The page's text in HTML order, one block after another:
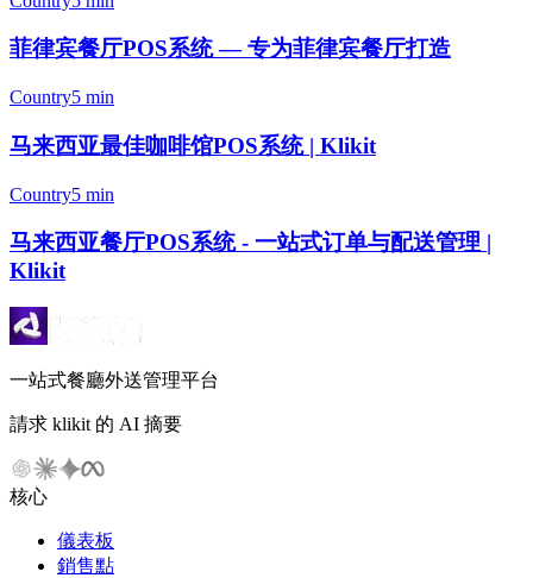
菲律宾餐厅POS系统 — 专为菲律宾餐厅打造
Country5 min
马来西亚最佳咖啡馆POS系统 | Klikit
Country5 min
马来西亚餐厅POS系统 - 一站式订单与配送管理 |
Klikit
一站式餐廳外送管理平台
請求 klikit 的 AI 摘要
核心
儀表板
銷售點